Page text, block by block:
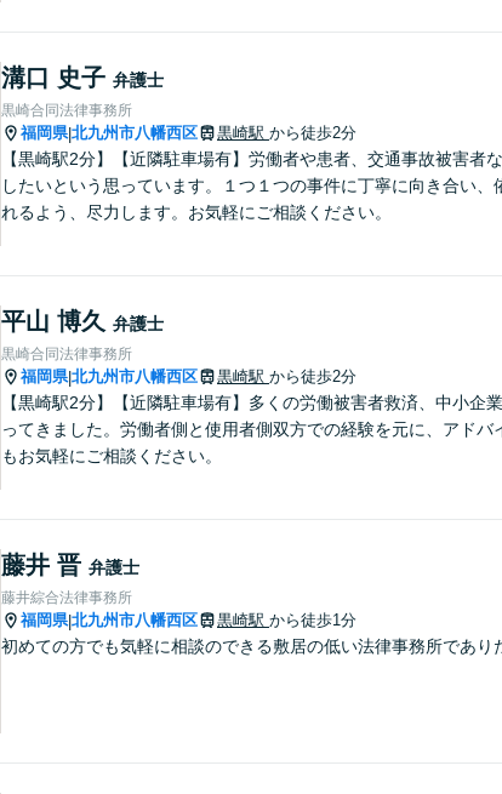
溝口 史子 弁護士
黒崎合同法律事務所
福岡県|北九州市八幡西区 黒崎駅 から徒歩2分
【黒崎駅2分】【近隣駐車場有】労働者や患者、交通事故被害者
したいという思っています。１つ１つの事件に丁寧に向き合い
れるよう、尽力します。お気軽にご相談ください。
平山 博久 弁護士
黒崎合同法律事務所
福岡県|北九州市八幡西区 黒崎駅 から徒歩2分
【黒崎駅2分】【近隣駐車場有】多くの労働被害者救済、中小企
ってきました。労働者側と使用者側双方での経験を元に、アド
もお気軽にご相談ください。
藤井 晋 弁護士
藤井綜合法律事務所
福岡県|北九州市八幡西区 黒崎駅 から徒歩1分
初めての方でも気軽に相談のできる敷居の低い法律事務所であり